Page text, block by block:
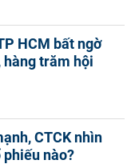
HCM bất ngờ
hàng trăm hội
CTCK nhìn
nào?